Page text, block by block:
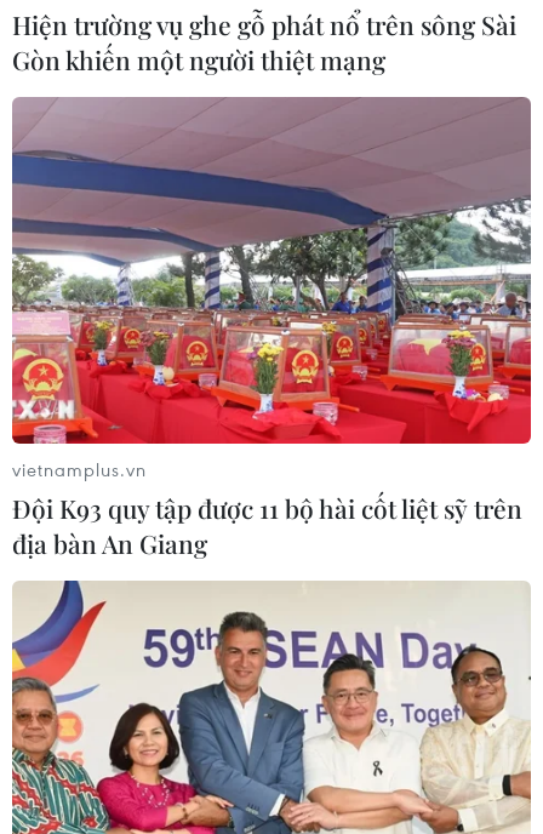
Hiện trường vụ ghe gỗ phát nổ trên sông Sài
Gòn khiến một người thiệt mạng
vietnamplus.vn
Đội K93 quy tập được 11 bộ hài cốt liệt sỹ trên
địa bàn An Giang